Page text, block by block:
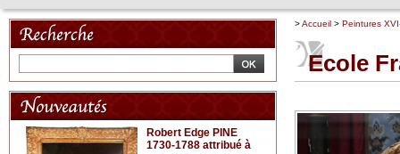
Robert Edge PINE
1730-1788 attribué à
>Accueil > Peintures
Ecole